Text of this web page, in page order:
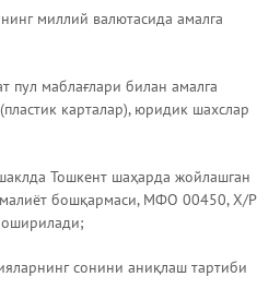
миллий валютасида амалга
пул маблағлари билан амалга
карталар), юридик шахслар
Тошкент шаҳарда жойлашган
бошқармаси, МФО 00450, Х/
сонини аниқлаш тартиби